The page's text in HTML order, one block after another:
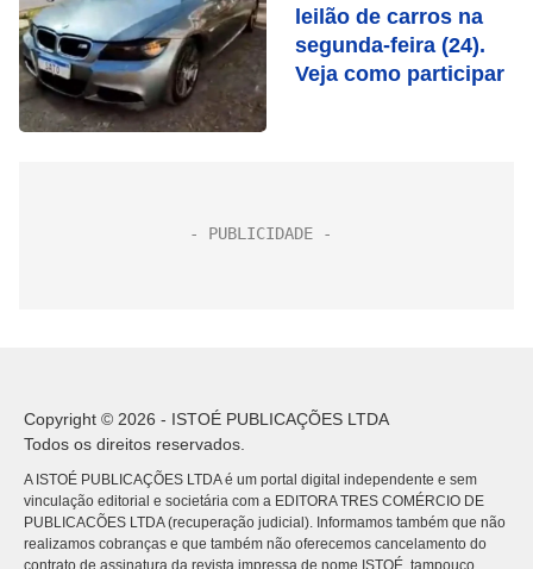
leilão de carros na
segunda-feira (24).
Veja como participar
Copyright © 2026 - ISTOÉ PUBLICAÇÕES LTDA
Todos os direitos reservados.
A ISTOÉ PUBLICAÇÕES LTDA é um portal digital independente e sem
vinculação editorial e societária com a EDITORA TRES COMÉRCIO DE
PUBLICACÕES LTDA (recuperação judicial). Informamos também que não
realizamos cobranças e que também não oferecemos cancelamento do
contrato de assinatura da revista impressa de nome ISTOÉ, tampouco